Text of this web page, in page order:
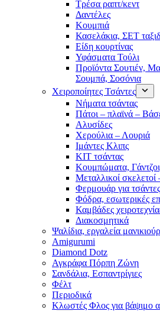
Τρέσα ραπτ/κεντ
Δαντέλες
Κουμπιά
Κασελάκια, ΣΕΤ
Είδη κουρτίνας
Υφάσματα Τούλι
Προϊόντα Σουτιέν,
Σουμπά, Σοσόνια
Χειροποίητες Τσάντες
Νήματα τσάντας
Πάτοι – πλαϊνά –
Αλυσίδες
Χερούλια – Λουριά
Ιμάντες Κλιπς
ΚΙΤ τσάντας
Κουμπώματα,
Μεταλλικοί
Φερμουάρ για τσάντες
Φόδρα, εσωτερικές
Καμβάδες
Διακοσμητικά
Ψαλίδια, εργαλεία
Amigurumi
Diamond Dotz
Αγκράφα Πόρπη Ζώνη
Σανδάλια, Εσπαντρίγιες
Φέλτ
Περιοδικά
Κλωστές Φλος για βάψιμο